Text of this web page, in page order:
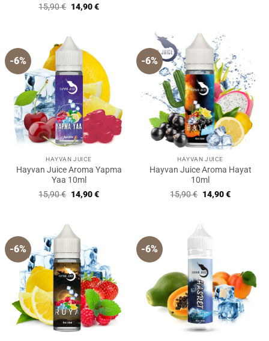
mit 5 von
15,90€ Ursprünglicher
Preis
14,90€Aktueller
-6%
HAYVAN JUICE
Hayvan Juice Aroma Yapma
Yaa 10ml
15,90€ Ursprünglicher
Preis
14,90€Aktueller
-6%
HAYVAN JUICE
Hayvan Juice Aroma Hayat
10ml
15,90€ Ursprünglicher
Preis
14,90€Aktueller
-6% -6%